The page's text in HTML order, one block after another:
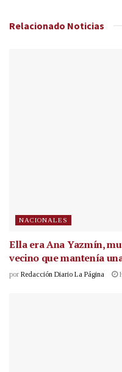
Relacionado Noticias
NACIONALES
Ella era Ana Yazmín,
vecino que mantenía
por Redacción Diario La Página